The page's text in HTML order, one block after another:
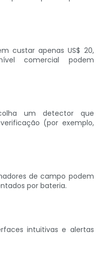
custar apenas US$ 20,
comercial podem
um detector que
(por exemplo,
de campo podem
por bateria.
intuitivas e alertas